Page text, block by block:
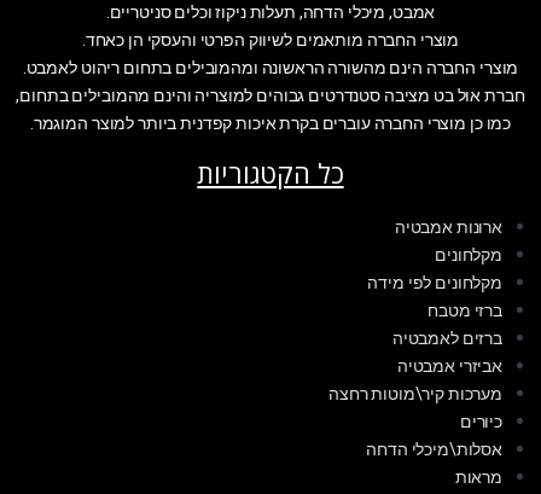
אמבט, מיכלי הדחה, תעלות ניקוז וכלים סניטריים.
מוצרי החברה מותאמים לשיווק הפרטי והעסקי הן כאחד.
מוצרי החברה הינם מהשורה הראשונה ומהמובילים בתחום ריהוט לאמבט.
חברת אול בט מציבה סטנדרטים גבוהים למוצריה והינם מהמובילים בתחום,
כמו כן מוצרי החברה עוברים בקרת איכות קפדנית ביותר למוצר המוגמר.
כל הקטגוריות
ארונות אמבטיה
מקלחונים
מקלחונים לפי מידה
ברזי מטבח
ברזים לאמבטיה
אביזרי אמבטיה
מערכות קיר\מוטות רחצה
כיורים
אסלות\מיכלי הדחה
מראות